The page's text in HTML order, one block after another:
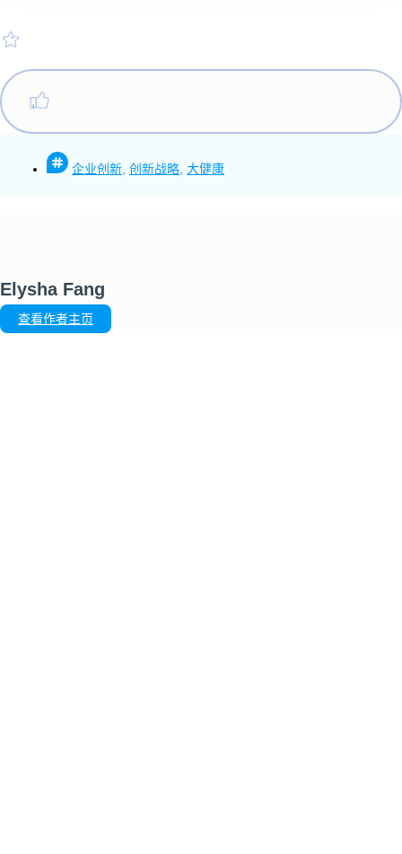
企业创新 创新战略 大健康
Elysha Fang
查看作者主页